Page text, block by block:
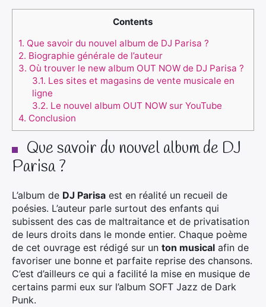
Contents
1. Que savoir du nouvel album de DJ Parisa ?
2. Biographie générale de l’auteur
3. Où trouver le new album OUT NOW de DJ Parisa ?
3.1. Les sites et magasins de vente musicale en
ligne
3.2. Le nouvel album OUT NOW sur YouTube
4. Conclusion
Que savoir du nouvel album de DJ
Parisa ?
L’album de DJ Parisa est en réalité un recueil de
poésies. L’auteur parle surtout des enfants qui
subissent des cas de maltraitance et de privatisation
de leurs droits dans le monde entier. Chaque poème
de cet ouvrage est rédigé sur un ton musical afin de
favoriser une bonne et parfaite reprise des chansons.
C’est d’ailleurs ce qui a facilité la mise en musique de
certains parmi eux sur l’album SOFT Jazz de Dark
Punk.